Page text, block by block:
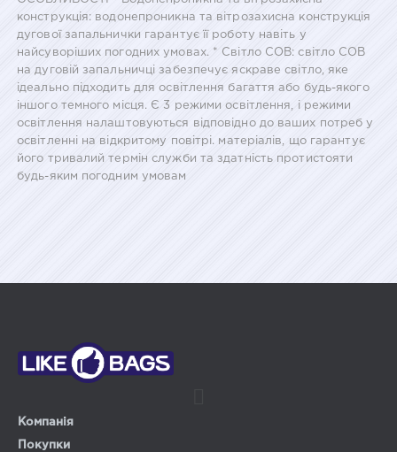
конструкція: водонепроникна та вітрозахисна конструкція
дугової запальнички гарантує її роботу навіть у
найсуворіших погодних умовах. * Світло COB: світло COB
на дуговій запальничці забезпечує яскраве світло, яке
ідеально підходить для освітлення багаття або будь-якого
іншого темного місця. Є 3 режими освітлення, і режими
освітлення налаштовуються відповідно до ваших потреб у
освітленні на відкритому повітрі. матеріалів, що гарантує
його тривалий термін служби та здатність протистояти
будь-яким погодним умовам
Компанія
Покупки